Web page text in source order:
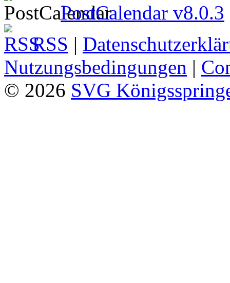
PostCalendar v8.0.3
RSS |
Nutzungsbedingungen |
© 2026 SVG